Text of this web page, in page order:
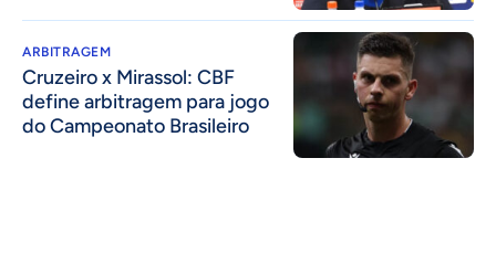
ARBITRAGEM
Cruzeiro x Mirassol: CBF
define arbitragem para jogo
do Campeonato Brasileiro